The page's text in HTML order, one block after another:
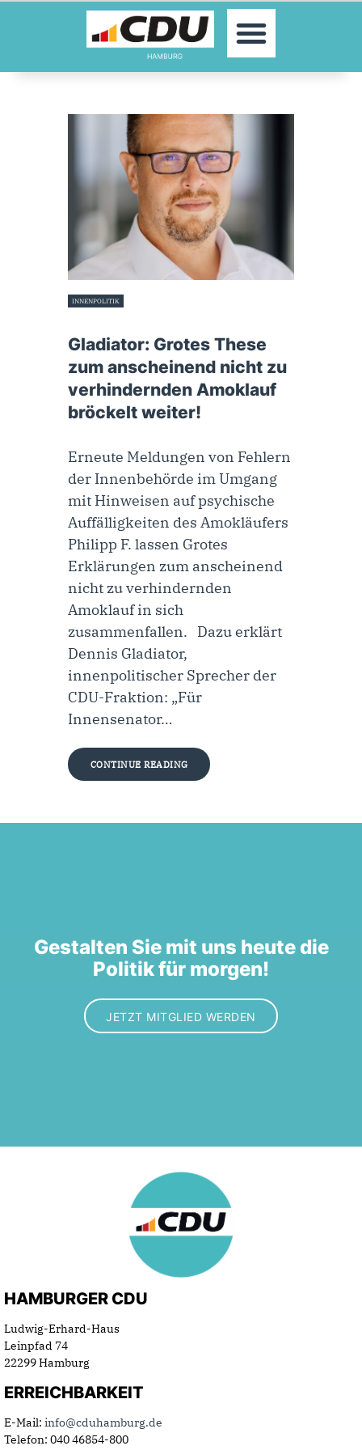
MOIN!
AKTUELLES
PARLAMENTE
KONTAKT
SPENDEN
MITGLIED WERDEN!
INNENPOLITIK
Gladiator: Grotes These
zum anscheinend nicht zu
verhindernden Amoklauf
bröckelt weiter!
Erneute Meldungen von Fehlern
der Innenbehörde im Umgang
mit Hinweisen auf psychische
Auffälligkeiten des Amokläufers
Philipp F. lassen Grotes
Erklärungen zum anscheinend
nicht zu verhindernden
Amoklauf in sich
zusammenfallen. Dazu erklärt
Dennis Gladiator,
innenpolitischer Sprecher der
CDU-Fraktion: „Für
Innensenator…
CONTINUE READING
Gestalten Sie mit uns heute die
Politik für morgen!
JETZT MITGLIED WERDEN
HAMBURGER CDU
Ludwig-Erhard-Haus
Leinpfad 74
22299 Hamburg
ERREICHBARKEIT
E-Mail: info@cduhamburg.de
Telefon: 040 46854-800